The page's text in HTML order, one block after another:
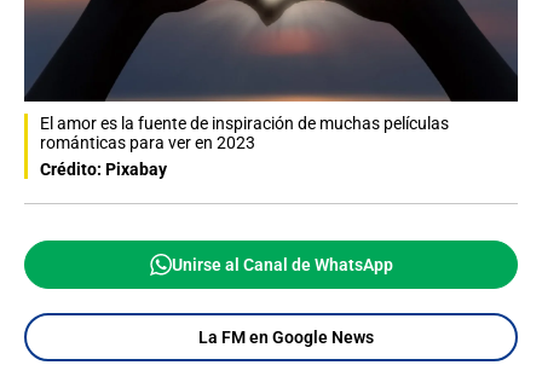
El amor es la fuente de inspiración de muchas películas
románticas para ver en 2023
Crédito: Pixabay
Unirse al Canal de WhatsApp
La FM en Google News